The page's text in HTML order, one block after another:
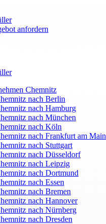
anfordern
Chemnitz
nach Berlin
nach Hamburg
nach München
nach Köln
nach Frankfurt am Main
nach Stuttgart
nach Düsseldorf
nach Leipzig
nach Dortmund
nach Essen
nach Bremen
nach Hannover
nach Nürnberg
nach Dresden